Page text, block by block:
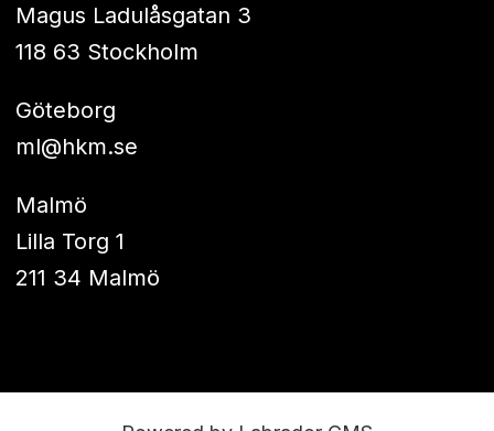
Magus Ladulåsgatan 3
118 63 Stockholm
Göteborg
ml@hkm.se
Malmö
Lilla Torg 1
211 34 Malmö